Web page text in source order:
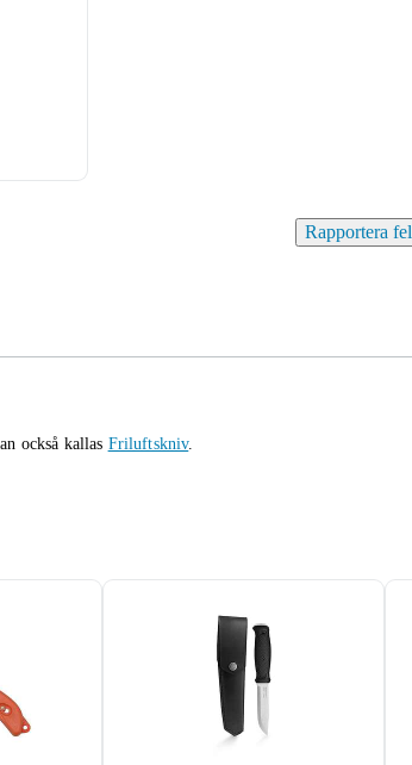
Rapportera fel
också kallas Friluftskniv.